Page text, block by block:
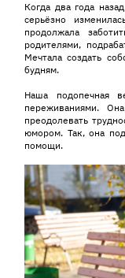
Когда два года
серьёзно
продолжала
родителями,
Мечтала создать
будням.
Наша подопечная
переживаниями.
преодолевать
юмором. Так, она
помощи.